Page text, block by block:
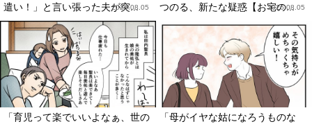
遣い！」と言い張った夫が突...
2026.08.05
つのる、新たな疑惑【お宅の...
2026.08.05
「育児って楽でいいよなぁ、世の
「母がイヤな姑になろうものな